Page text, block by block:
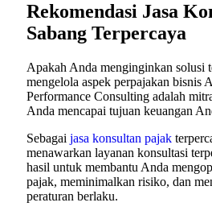
Rekomendasi Jasa
Sabang Terpercaya
Apakah Anda menginginkan solusi
mengelola aspek perpajakan bisnis
Performance Consulting adalah
Anda mencapai tujuan keuangan
Sebagai jasa konsultan pajak
menawarkan layanan konsultasi
hasil untuk membantu Anda
pajak, meminimalkan risiko, dan
peraturan berlaku.